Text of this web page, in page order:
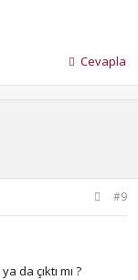
Cevapla
#9
da çıktı mı ?